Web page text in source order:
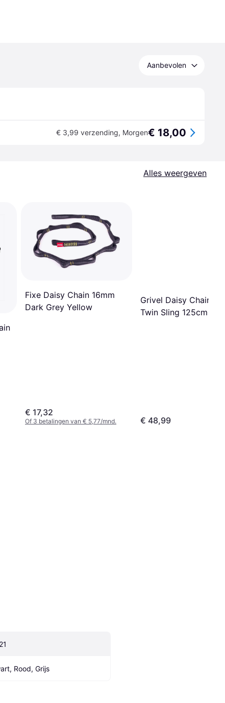
Aanbevolen
€ 3,99 verzending, Morgen€ 18,00
Alles weergeven
Fixe Daisy Chain 16mm
Dark Grey Yellow
€ 17,32
Of 3 betalingen van € 5,77/mnd.
Grivel Daisy Chain
Twin Sling 125cm
€ 48,99
Rood, Grijs